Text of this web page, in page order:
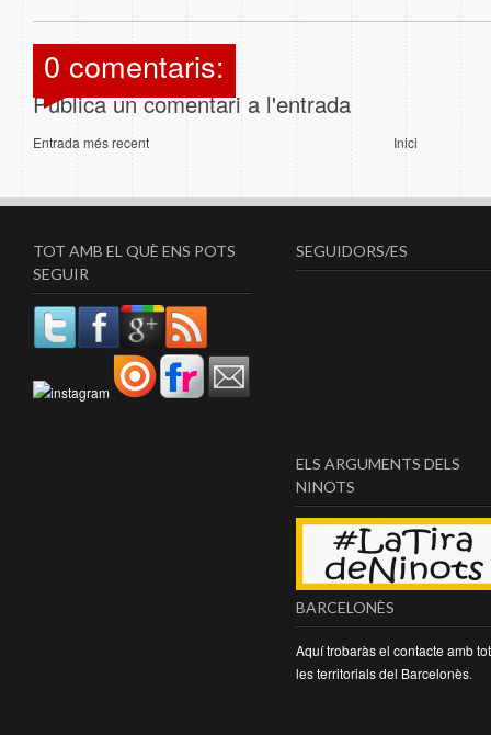
0 comentaris:
Publica un comentari a l'entrada
Entrada més recent Inici
TOT AMB EL QUÈ ENS POTS
SEGUIR
SEGUIDORS/ES
ELS ARGUMENTS DELS
NINOTS
BARCELONÈS
Aquí trobaràs el contacte amb
les territorials del Barcelonès.